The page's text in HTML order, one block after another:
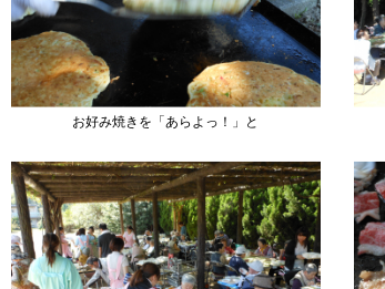
お好み焼きを「あらよっ！」と